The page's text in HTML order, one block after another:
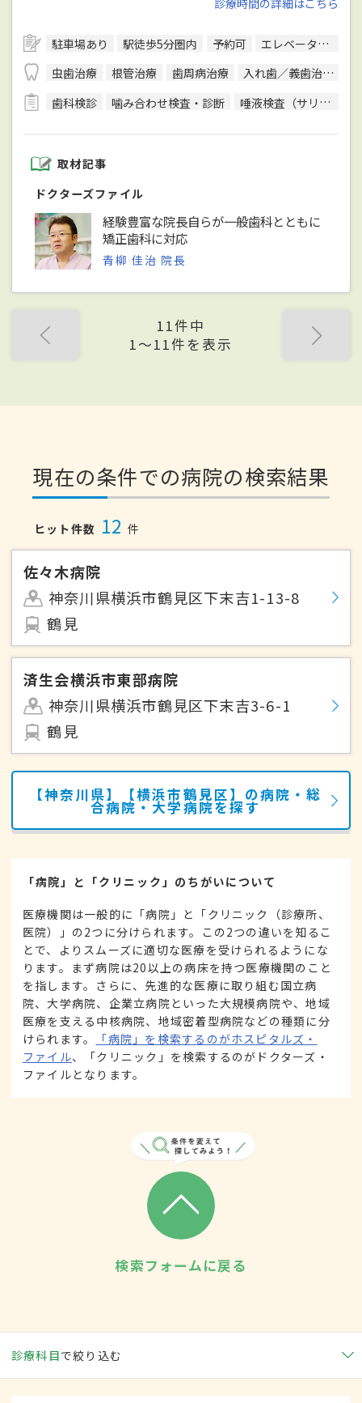
駐車場あり 駅徒歩5分圏内 予約可
エレベーターあり
虫歯治療
根管治療 歯周病治療 入れ歯／義歯治療
歯科検診
噛み合わせ検査・診断 唾液検査（サリバテスト）
取材記事
ドクターズファイル
経験豊富な院長自らが一般歯科とともに
矯正歯科に対応
青柳 佳治 院長
11件中
1〜11件を表示
現在の条件での病院の検索結果
ヒット件数 12 件
佐々木病院
神奈川県横浜市鶴見区下末吉1-13-8
鶴見
済生会横浜市東部病院
神奈川県横浜市鶴見区下末吉3-6-1
鶴見
【神奈川県】【横浜市鶴見区】の病院・総
合病院・大学病院を探す
「病院」と「クリニック」のちがいについて
医療機関は一般的に「病院」と「クリニック（診療所、
医院）」の2つに分けられます。この2つの違いを知るこ
とで、よりスムーズに適切な医療を受けられるようにな
ります。まず病院は20以上の病床を持つ医療機関のこと
を指します。さらに、先進的な医療に取り組む国立病
院、大学病院、企業立病院といった大規模病院や、地域
医療を支える中核病院、地域密着型病院などの種類に分
けられます。
「病院」を検索するのがホスピタルズ・
ファイル、「クリニック」を検索するのがドクターズ・
ファイルとなります。
検索フォームに戻る
診療科目で絞り込む